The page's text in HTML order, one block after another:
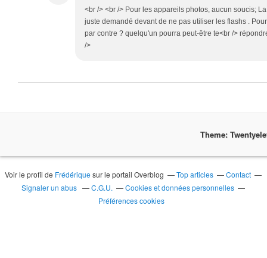
<br /> <br /> Pour les appareils photos, aucun soucis;
juste demandé devant de ne pas utiliser les flashs .
par contre ? quelqu'un pourra peut-être te<br />
/>
Theme:
Voir le profil de Frédérique sur le portail Overblog Top articles
Contact
Signaler un abus
C.G.U.
Cookies et données personnelles
Préférences cookies